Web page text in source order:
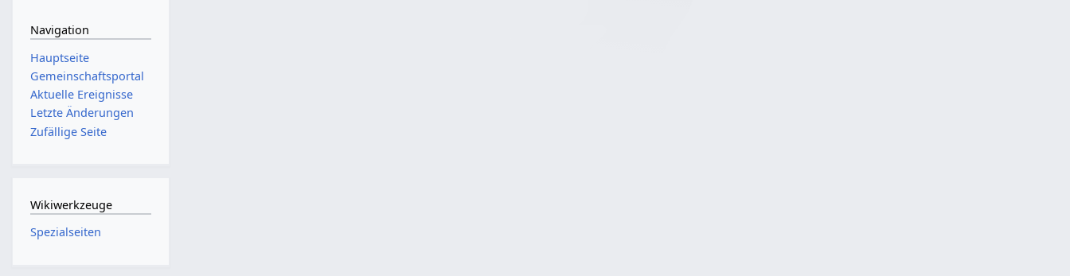
Navigation
Hauptseite
Gemeinschafts­portal
Aktuelle Ereignisse
Letzte Änderungen
Zufällige Seite
Wikiwerkzeuge
Spezialseiten